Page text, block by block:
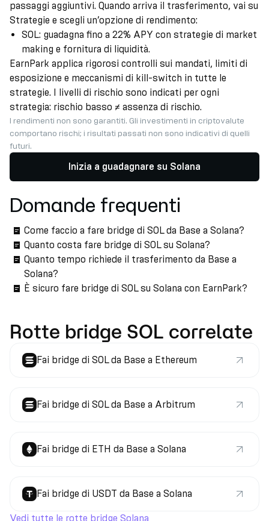
passaggi aggiuntivi. Quando arriva il trasferimento, vai su
Strategie e scegli un’opzione di rendimento:
SOL: guadagna fino a 22% APY con strategie di market
making e fornitura di liquidità.
EarnPark applica rigorosi controlli sui mandati, limiti di
esposizione e meccanismi di kill-switch in tutte le
strategie. I livelli di rischio sono indicati per ogni
strategia: rischio basso ≠ assenza di rischio.
I rendimenti non sono garantiti. Gli investimenti in criptovalute
comportano rischi; i risultati passati non sono indicativi di quelli
futuri.
Inizia a guadagnare su Solana
Domande frequenti
Come faccio a fare bridge di SOL da Base a Solana?
Quanto costa fare bridge di SOL su Solana?
Quanto tempo richiede il trasferimento da Base a
Solana?
È sicuro fare bridge di SOL su Solana con EarnPark?
Rotte bridge SOL correlate
Fai bridge di SOL da Base a Ethereum
Fai bridge di SOL da Base a Arbitrum
Fai bridge di ETH da Base a Solana
Fai bridge di USDT da Base a Solana
Vedi tutte le rotte bridge Solana